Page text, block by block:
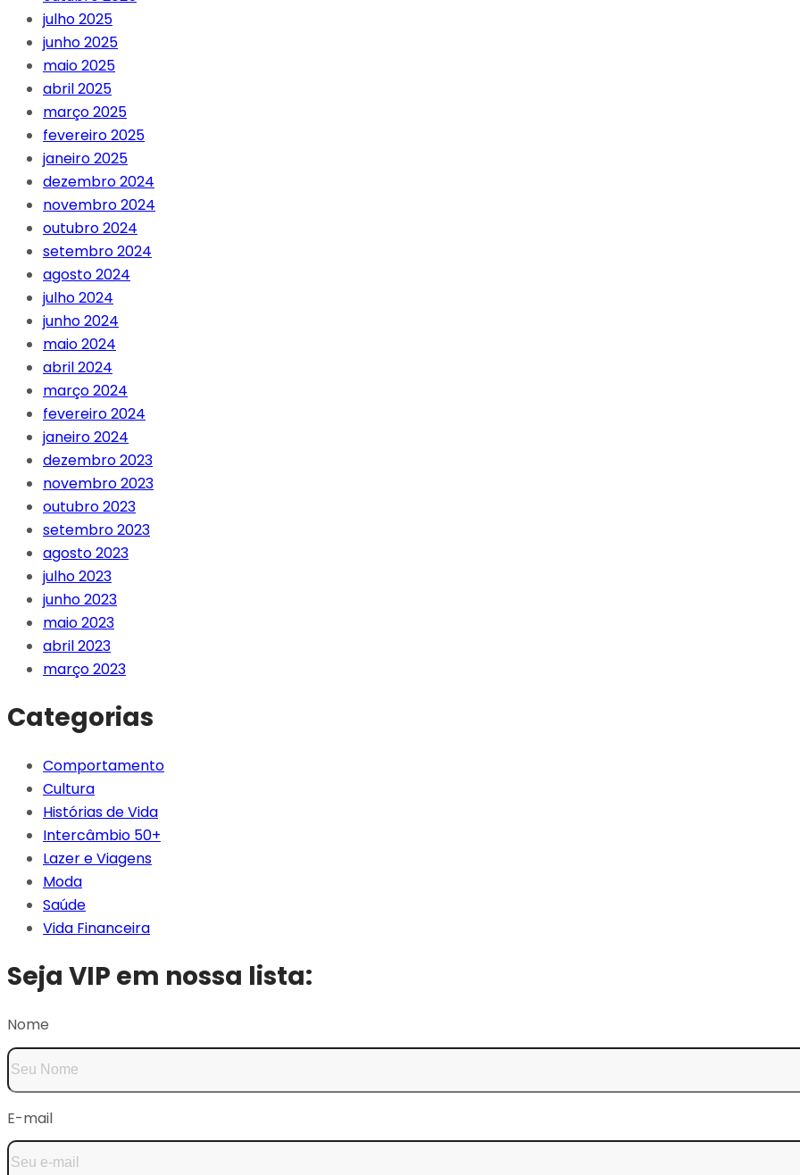
julho 2025
junho 2025
maio 2025
abril 2025
março 2025
fevereiro 2025
janeiro 2025
dezembro 2024
novembro 2024
outubro 2024
setembro 2024
agosto 2024
julho 2024
junho 2024
maio 2024
abril 2024
março 2024
fevereiro 2024
janeiro 2024
dezembro 2023
novembro 2023
outubro 2023
setembro 2023
agosto 2023
julho 2023
junho 2023
maio 2023
abril 2023
março 2023
Categorias
Comportamento
Cultura
Histórias de Vida
Intercâmbio 50+
Lazer e Viagens
Moda
Saúde
Vida Financeira
Seja VIP em nossa lista:
Nome
E-mail